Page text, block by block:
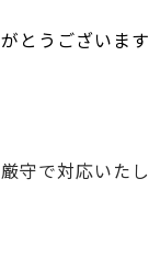
とうございます
守で対応いたし